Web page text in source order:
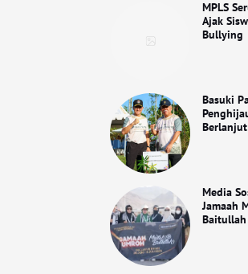
MPLS
Ajak
Bullying
Basuki
Berlanjut
Media
Jamaah
Baitullah